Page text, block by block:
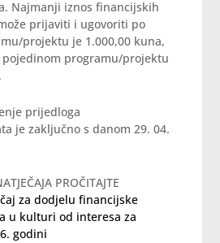
Najmanji iznos financijskih
prijaviti i ugovoriti po
projektu je 1.000,00 kuna,
pojedinom programu/projektu
prijedloga
je zaključno s danom 29. 04.
PROČITAJTE
za dodjelu financijske
u kulturi od interesa za
godini